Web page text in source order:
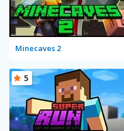
Minecaves 2
5